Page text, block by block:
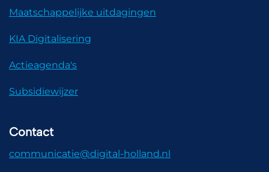
Maatschappelijke uitdagingen
KIA Digitalisering
Actieagenda's
Subsidiewijzer
Contact
communicatie@digital-holland.nl